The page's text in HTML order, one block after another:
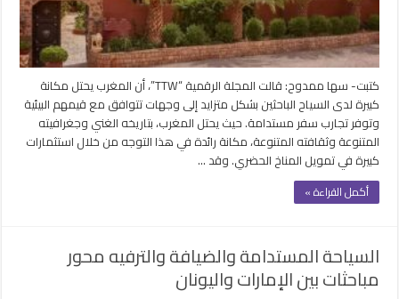
مغلقة
كتبت- سها ممدوح: قالت المجلة الرقمية “TTW”، أن المغرب يحتل مكانة
كبيرة لدى السياح الباحثين بشكل متزايد إلى وجهات تتوافق مع قيمهم البيئية
وتوفر تجارب سفر مستدامة. حيث يحتل المغرب، بتاريخه الغني وجغرافيته
المتنوعة وثقافته المتنوعة، مكانة رائدة في هذا التوجه من خلال استثمارات
كبيرة في تمويل المناخ الحضري. وقد …
أكمل القراءة »
السياحة المستدامة والضيافة والترفيه محور
مباحثات بين الإمارات واليونان